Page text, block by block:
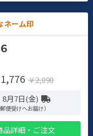
ネーム印
1,776 ￥2,090
8月7日(金)
便受けへお届け）
品詳細・ご注文